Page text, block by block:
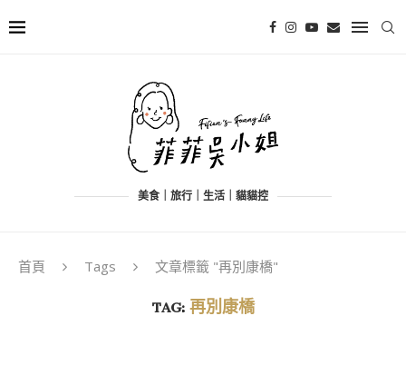
美食｜旅行｜生活｜貓貓控
首頁 Tags 文章標籤 "再別康橋"
TAG:再別康橋